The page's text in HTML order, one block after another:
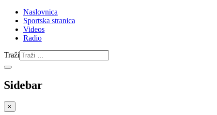
Naslovnica
Sportska stranica
Videos
Radio
Traži
Sidebar
×